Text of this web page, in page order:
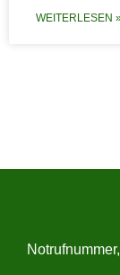
WEITERLESEN